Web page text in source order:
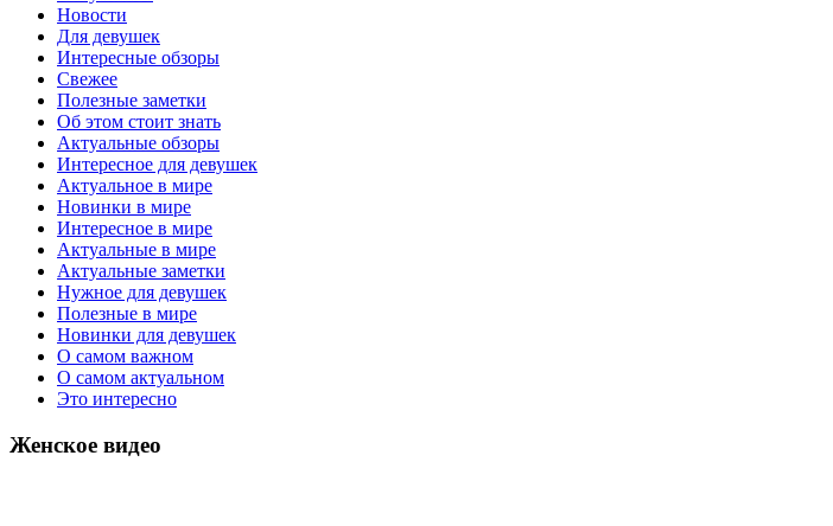
Новости
Для девушек
Интересные обзоры
Свежее
Полезные заметки
Об этом стоит знать
Актуальные обзоры
Интересное для девушек
Актуальное в мире
Новинки в мире
Интересное в мире
Актуальные в мире
Актуальные заметки
Нужное для девушек
Полезные в мире
Новинки для девушек
О самом важном
О самом актуальном
Это интересно
Женское видео